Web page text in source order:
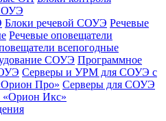
Блоки речевой СОУЭ Речевые
Речевые оповещатели
всепогодные
СОУЭ Программное
Серверы и УРМ для СОУЭ с
Про» Серверы для СОУЭ
Икс»